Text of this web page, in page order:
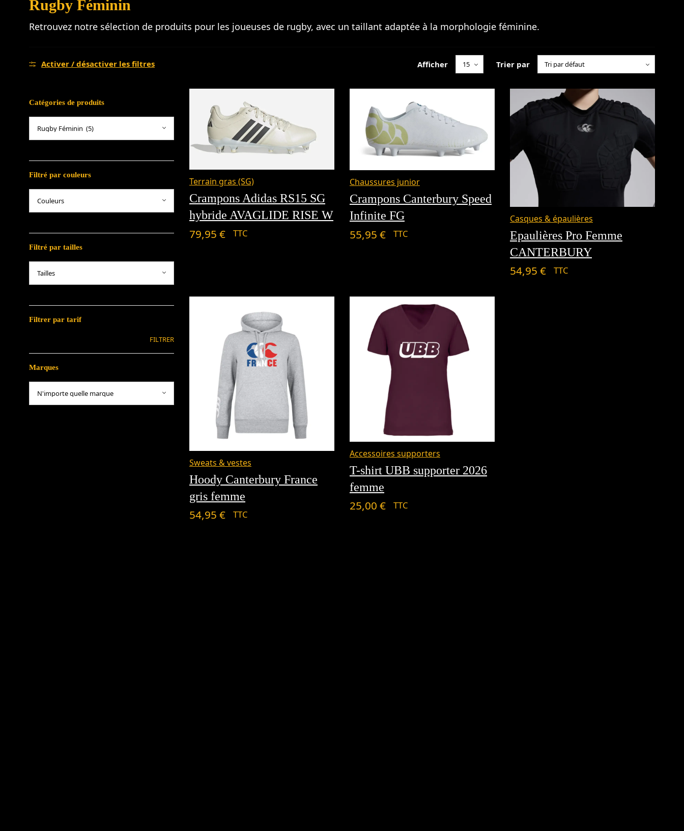
Rugby Féminin
Retrouvez notre sélection de produits pour les joueuses de rugby, avec un taillant adaptée à la morphologie féminine.
Activer / désactiver les filtres Afficher Trier par
Catégories de produits
Filtré par couleurs
Filtré par tailles
Filtrer par tarif
FILTRER
Marques
Terrain gras (SG)
Crampons Adidas RS15 SG
hybride AVAGLIDE RISE W
79,95 € TTC
Chaussures junior
Crampons Canterbury Speed
Infinite FG
55,95 € TTC
Casques & épaulières
Epaulières Pro Femme
CANTERBURY
54,95 € TTC
Sweats & vestes
Hoody Canterbury France
gris femme
54,95 € TTC
Accessoires supporters
T-shirt UBB supporter 2026
femme
25,00 € TTC